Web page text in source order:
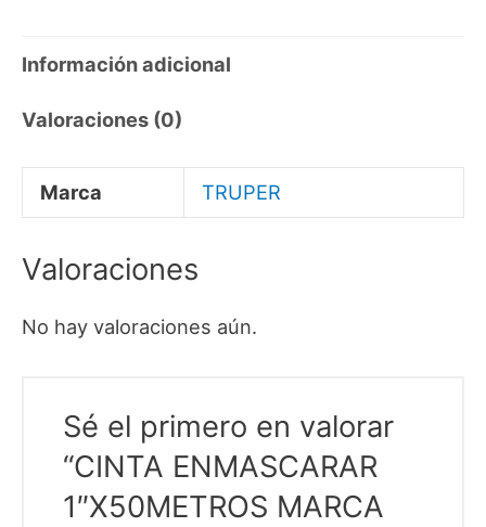
Información adicional
Valoraciones (0)
Marca TRUPER
Valoraciones
No hay valoraciones aún.
Sé el primero en valorar
“CINTA ENMASCARAR
1″X50METROS MARCA